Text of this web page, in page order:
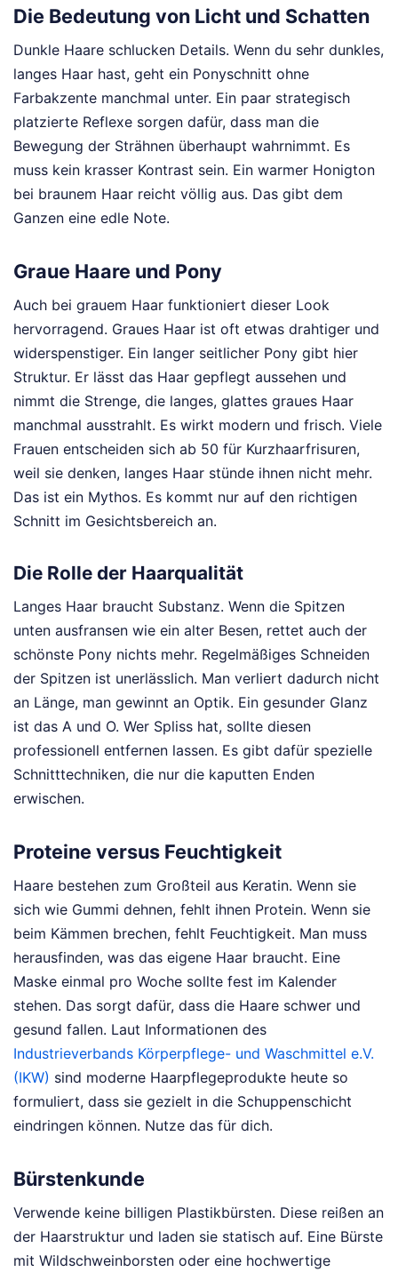
Die Bedeutung von Licht und Schatten
Dunkle Haare schlucken Details. Wenn du sehr dunkles,
langes Haar hast, geht ein Ponyschnitt ohne
Farbakzente manchmal unter. Ein paar strategisch
platzierte Reflexe sorgen dafür, dass man die
Bewegung der Strähnen überhaupt wahrnimmt. Es
muss kein krasser Kontrast sein. Ein warmer Honigton
bei braunem Haar reicht völlig aus. Das gibt dem
Ganzen eine edle Note.
Graue Haare und Pony
Auch bei grauem Haar funktioniert dieser Look
hervorragend. Graues Haar ist oft etwas drahtiger und
widerspenstiger. Ein langer seitlicher Pony gibt hier
Struktur. Er lässt das Haar gepflegt aussehen und
nimmt die Strenge, die langes, glattes graues Haar
manchmal ausstrahlt. Es wirkt modern und frisch. Viele
Frauen entscheiden sich ab 50 für Kurzhaarfrisuren,
weil sie denken, langes Haar stünde ihnen nicht mehr.
Das ist ein Mythos. Es kommt nur auf den richtigen
Schnitt im Gesichtsbereich an.
Die Rolle der Haarqualität
Langes Haar braucht Substanz. Wenn die Spitzen
unten ausfransen wie ein alter Besen, rettet auch der
schönste Pony nichts mehr. Regelmäßiges Schneiden
der Spitzen ist unerlässlich. Man verliert dadurch nicht
an Länge, man gewinnt an Optik. Ein gesunder Glanz
ist das A und O. Wer Spliss hat, sollte diesen
professionell entfernen lassen. Es gibt dafür spezielle
Schnitttechniken, die nur die kaputten Enden
erwischen.
Proteine versus Feuchtigkeit
Haare bestehen zum Großteil aus Keratin. Wenn sie
sich wie Gummi dehnen, fehlt ihnen Protein. Wenn sie
beim Kämmen brechen, fehlt Feuchtigkeit. Man muss
herausfinden, was das eigene Haar braucht. Eine
Maske einmal pro Woche sollte fest im Kalender
stehen. Das sorgt dafür, dass die Haare schwer und
gesund fallen. Laut Informationen des
Industrieverbands Körperpflege- und Waschmittel e.V.
(IKW) sind moderne Haarpflegeprodukte heute so
formuliert, dass sie gezielt in die Schuppenschicht
eindringen können. Nutze das für dich.
Bürstenkunde
Verwende keine billigen Plastikbürsten. Diese reißen an
der Haarstruktur und laden sie statisch auf. Eine Bürste
mit Wildschweinborsten oder eine hochwertige